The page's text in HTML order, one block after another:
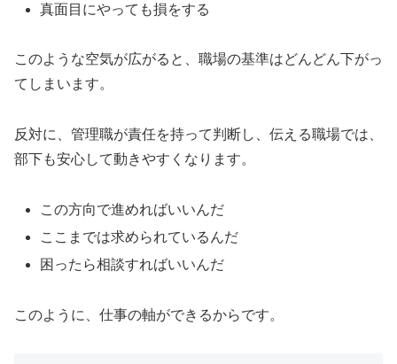
真面目にやっても損をする
このような空気が広がると、職場の基準はどんどん下がっ
てしまいます。
反対に、管理職が責任を持って判断し、伝える職場では、
部下も安心して動きやすくなります。
この方向で進めればいいんだ
ここまでは求められているんだ
困ったら相談すればいいんだ
このように、仕事の軸ができるからです。